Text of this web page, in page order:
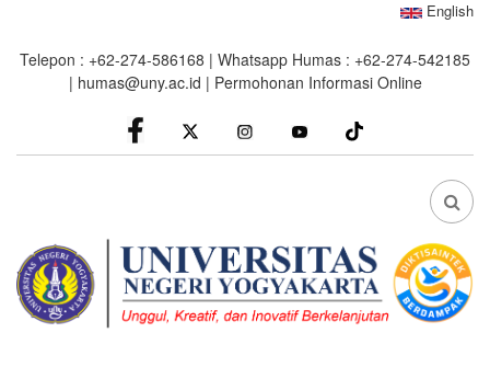
main
English
Telepon : +62-274-586168 | Whatsapp Humas : +62-274-542185
| humas@uny.ac.id | Permohonan Informasi Online
facebook
Instagram youtube
FA
0%
read